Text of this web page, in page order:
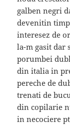
galben negri
devenitin
interesez de
la-m gasit dar
porumbei
din italia in
pereche de
trenati de
din copilarie
in necociere